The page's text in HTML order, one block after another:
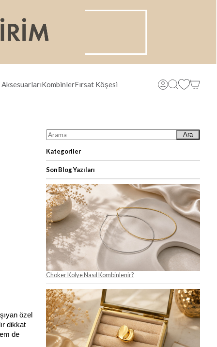
AksesuarlarıKombinlerFırsat Köşesi
özel
dikkat
de
Ara
Kategoriler
Son Blog Yazıları
Choker Kolye Nasıl Kombinlenir?